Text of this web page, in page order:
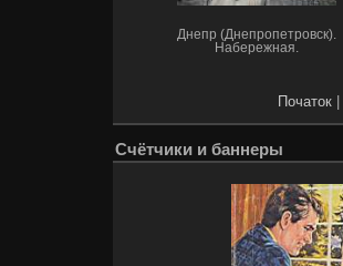
Днепр (Днепропетровск).
Набережная.
Початок|
Счётчики и баннеры